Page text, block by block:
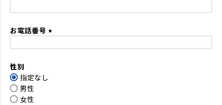
お電話番号
性別
指定なし
男性
女性